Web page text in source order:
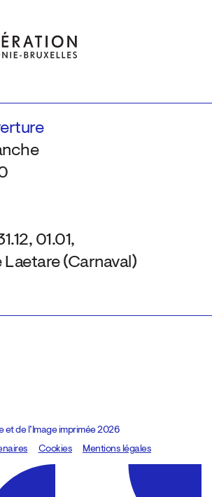
01.01,
Laetare (Carnaval)
de l’Image imprimée 2026
, code:8080.studio
Cookies Mentions légales